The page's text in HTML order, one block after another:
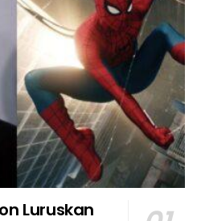
Luruskan